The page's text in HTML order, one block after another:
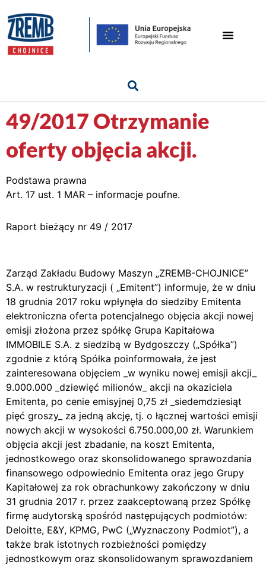
49/2017 Otrzymanie
oferty objęcia akcji.
Podstawa prawna
Art. 17 ust. 1 MAR – informacje poufne.
Raport bieżący nr 49 / 2017
Zarząd Zakładu Budowy Maszyn „ZREMB-CHOJNICE”
S.A. w restrukturyzacji ( „Emitent”) informuje, że w dniu
18 grudnia 2017 roku wpłynęła do siedziby Emitenta
elektroniczna oferta potencjalnego objęcia akcji nowej
emisji złożona przez spółkę Grupa Kapitałowa
IMMOBILE S.A. z siedzibą w Bydgoszczy („Spółka”)
zgodnie z którą Spółka poinformowała, że jest
zainteresowana objęciem _w wyniku nowej emisji akcji_
9.000.000 _dziewięć milionów_ akcji na okaziciela
Emitenta, po cenie emisyjnej 0,75 zł _siedemdziesiąt
pięć groszy_ za jedną akcję, tj. o łącznej wartości emisji
nowych akcji w wysokości 6.750.000,00 zł. Warunkiem
objęcia akcji jest zbadanie, na koszt Emitenta,
jednostkowego oraz skonsolidowanego sprawozdania
finansowego odpowiednio Emitenta oraz jego Grupy
Kapitałowej za rok obrachunkowy zakończony w dniu
31 grudnia 2017 r. przez zaakceptowaną przez Spółkę
firmę audytorską spośród następujących podmiotów:
Deloitte, E&Y, KPMG, PwC („Wyznaczony Podmiot”), a
także brak istotnych rozbieżności pomiędzy
jednostkowym oraz skonsolidowanym sprawozdaniem